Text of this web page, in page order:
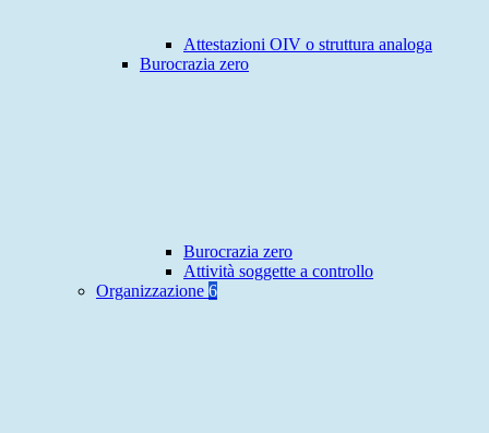
Attestazioni OIV o struttura analoga
Burocrazia zero
Burocrazia zero
Attività soggette a controllo
Organizzazione 6